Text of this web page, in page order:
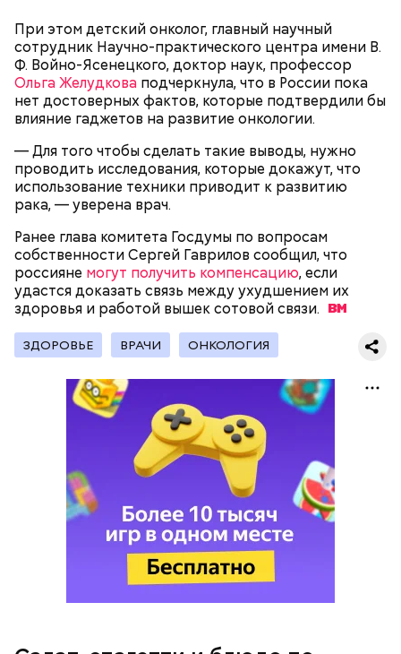
При этом детский онколог, главный научный
сотрудник Научно-практического центра имени В.
Ф. Войно-Ясенецкого, доктор наук, профессор
Ольга Желудкова подчеркнула, что в России пока
нет достоверных фактов, которые подтвердили бы
влияние гаджетов на развитие онкологии.
— Для того чтобы сделать такие выводы, нужно
проводить исследования, которые докажут, что
использование техники приводит к развитию
рака, — уверена врач.
Ранее глава комитета Госдумы по вопросам
собственности Сергей Гаврилов сообщил, что
россияне могут получить компенсацию, если
удастся доказать связь между ухудшением их
здоровья и работой вышек сотовойсвязи.
ЗДОРОВЬЕ ВРАЧИ ОНКОЛОГИЯ
кабачок;
петрушка;
чеснок;
оливковое масло;
— Кабачки, порезанные кубиками, нужно легко
обжарить на сковороде. К ним добавляются зелень
петрушки, чеснок, соль и оливковое масло.
Получается очень вкусно, — поделился рецептом
Копылов.
с сахарным диабетом;
лишним весом.
хорошо, потому что дает энергию. Но важно
помнить, что сладкими дынями не нужно сильно
увлекаться, так же как и арбузами, людям с
сахарным диабетом и лишним весом, —
подчеркнула доктор.